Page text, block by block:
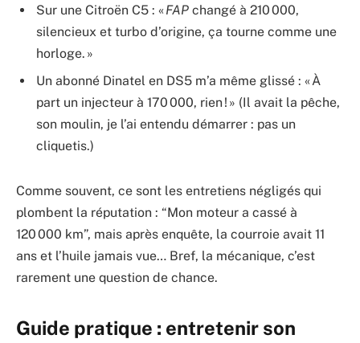
Sur une Citroën C5 : «FAP changé à 210 000,
silencieux et turbo d’origine, ça tourne comme une
horloge. »
Un abonné Dinatel en DS5 m’a même glissé : « À
part un injecteur à 170 000, rien ! » (Il avait la pêche,
son moulin, je l’ai entendu démarrer : pas un
cliquetis.)
Comme souvent, ce sont les entretiens négligés qui
plombent la réputation : “Mon moteur a cassé à
120 000 km”, mais après enquête, la courroie avait 11
ans et l’huile jamais vue… Bref, la mécanique, c’est
rarement une question de chance.
Guide pratique : entretenir son